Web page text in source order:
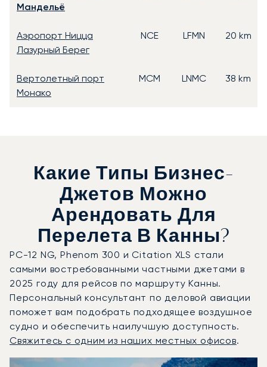
Мандельё
Аэропорт Ницца
Лазурный Берег
NCE LFMN 20 km
Вертолетный порт
Монако
MCM LNMC 38 km
Какие Типы Бизнес-
Джетов Можно
Арендовать Для
Перелета В Канны?
PC-12 NG, Phenom 300 и Citation XLS стали
самыми востребованными частными джетами в
2025 году для рейсов по маршруту Канны.
Персональный консультант по деловой авиации
поможет вам подобрать подходящее воздушное
судно и обеспечить наилучшую доступность.
Свяжитесь с одним из наших местных офисов.
Фото воздушного судна
Модель воздушного судна